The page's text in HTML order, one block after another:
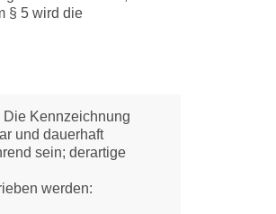
§ 5 wird die
Kennzeichnung
und dauerhaft
sein; derartige
werden: